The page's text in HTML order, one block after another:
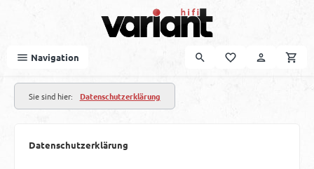
Navigation
Sie sind hier: Datenschutzerklärung
Datenschutzerklärung